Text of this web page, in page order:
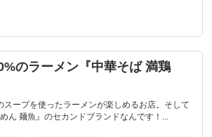
のラーメン『中華そば 満鶏
ープを使ったラーメンが楽しめるお店。そして
ん 麺魚』のセカンドブランドなんです！...